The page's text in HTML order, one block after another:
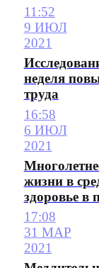
11:52
9 ИЮЛ
2021
неделя
труда
16:58
6 ИЮЛ
2021
жизни в
здоровье в
17:08
31 МАР
2021